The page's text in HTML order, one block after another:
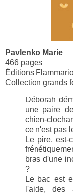
Pavlenko Marie
466 pages
Éditions
Collection grands
Déborah
une paire
chien-
ce n'est pas
Le pire, est-
bras d'une
?
Le bac est
l'aide, des